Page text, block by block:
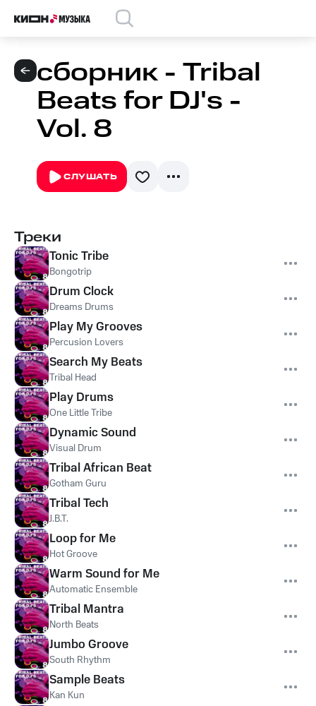
сборник - Tribal
Beats for DJ's -
Vol. 8
СЛУШАТЬ
Треки
Tonic Tribe
Bongotrip
Drum Clock
Dreams Drums
Play My Grooves
Percusion Lovers
Search My Beats
Tribal Head
Play Drums
One Little Tribe
Dynamic Sound
Visual Drum
Tribal African Beat
Gotham Guru
Tribal Tech
J.B.T.
Loop for Me
Hot Groove
Warm Sound for Me
Automatic Ensemble
Tribal Mantra
North Beats
Jumbo Groove
South Rhythm
Sample Beats
Kan Kun